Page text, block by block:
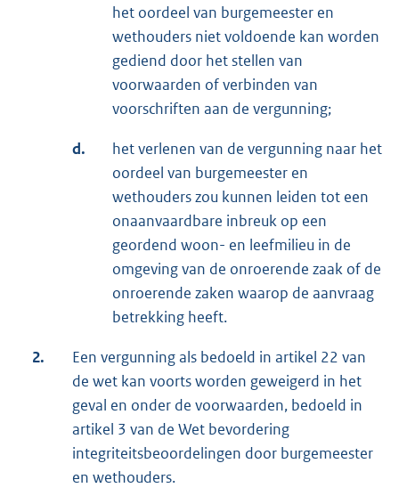
het oordeel van burgemeester en
wethouders niet voldoende kan worden
gediend door het stellen van
voorwaarden of verbinden van
voorschriften aan de vergunning;
d.
het verlenen van de vergunning naar het
oordeel van burgemeester en
wethouders zou kunnen leiden tot een
onaanvaardbare inbreuk op een
geordend woon- en leefmilieu in de
omgeving van de onroerende zaak of de
onroerende zaken waarop de aanvraag
betrekking heeft.
2.
Een vergunning als bedoeld in artikel 22 van
de wet kan voorts worden geweigerd in het
geval en onder de voorwaarden, bedoeld in
artikel 3 van de Wet bevordering
integriteitsbeoordelingen door burgemeester
en wethouders.